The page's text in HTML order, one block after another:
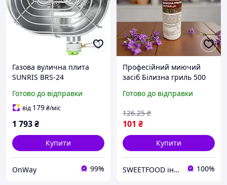
Газова вулична плита
SUNRIS BRS-24
інфрачервона для
кемпінгу пікніка барбекю
Готово до відправки
від 179₴/міс
1 793₴
Купити
OnWay 99%
Професійний миючий
засіб Білизна гриль 500
духовок грилів та грат
Готово до відправки
101 ₴
126.25 ₴
Купити
SWEETFOOD інтернет магазин 100%